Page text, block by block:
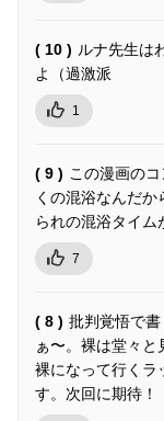
( 10 ) ルナ先生は
よ（過激派
1
( 9 ) この漫画の
くの混浴なんだ
られの混浴タイム
7
( 8 ) 批判覚悟で
ぁ〜。裸は堂々
裸になって行くラ
す。次回に期待！